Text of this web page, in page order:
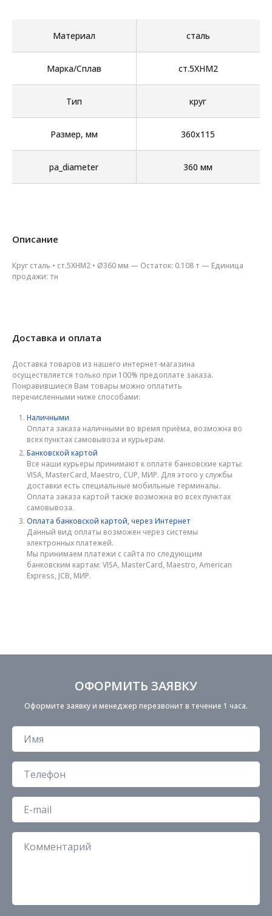
Материал сталь
Марка/Сплав ст.5ХНМ2
Тип круг
Размер, мм 360х115
pa_diameter 360 мм
Описание
Круг сталь • ст.5ХНМ2 • Ø360 мм — Остаток: 0.108 т — Единица
продажи: тн
Доставка и оплата
Доставка товаров из нашего интернет-магазина
осуществляется только при 100% предоплате заказа.
Понравившиеся Вам товары можно оплатить
перечисленными ниже способами:
Наличными
Оплата заказа наличными во время приёма, возможна во
всех пунктах самовывоза и курьерам.
Банковской картой
Все наши курьеры принимают к оплате банковские карты:
VISA, MasterCard, Maestro, CUP, МИР. Для этого у службы
доставки есть специальные мобильные терминалы.
Оплата заказа картой также возможна во всех пунктах
самовывоза.
Оплата банковской картой, через Интернет
Данный вид оплаты возможен через системы
электронных платежей.
Мы принимаем платежи с сайта по следующим
банковским картам: VISA, MasterCard, Maestro, American
Express, JCB, МИР.
ОФОРМИТЬ ЗАЯВКУ
Оформите заявку и менеджер перезвонит в течение 1 часа.